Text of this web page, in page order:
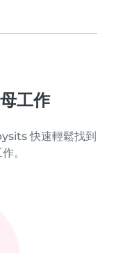
工作
快速輕鬆找到
。